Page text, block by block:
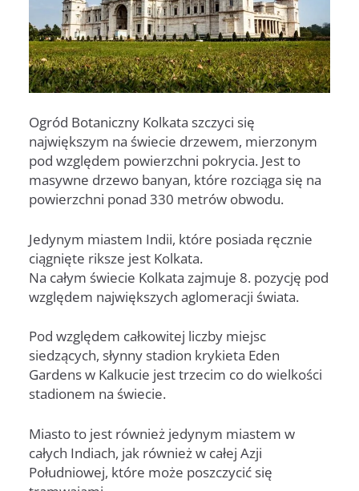
Ogród Botaniczny Kolkata szczyci się
największym na świecie drzewem, mierzonym
pod względem powierzchni pokrycia. Jest to
masywne drzewo banyan, które rozciąga się na
powierzchni ponad 330 metrów obwodu.
Jedynym miastem Indii, które posiada ręcznie
ciągnięte riksze jest Kolkata.
Na całym świecie Kolkata zajmuje 8. pozycję pod
względem największych aglomeracji świata.
Pod względem całkowitej liczby miejsc
siedzących, słynny stadion krykieta Eden
Gardens w Kalkucie jest trzecim co do wielkości
stadionem na świecie.
Miasto to jest również jedynym miastem w
całych Indiach, jak również w całej Azji
Południowej, które może poszczycić się